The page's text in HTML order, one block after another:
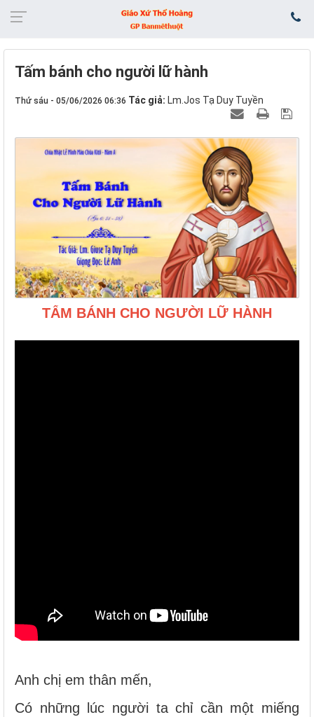
Tấm bánh cho người lữ hành
Thứ sáu - 05/06/2026 06:36 Tác giả: Lm.Jos Tạ Duy Tuyền
TẤM BÁNH CHO NGƯỜI LỮ HÀNH
Anh chị em thân mến,
Có những lúc người ta chỉ cần một miếng